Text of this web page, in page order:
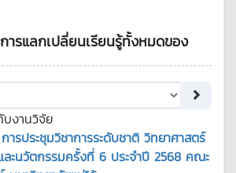
ารแลกเปลี่ยนเรียนรู้ทั้งหมดของ
บงานวิจัย
การประชุมวิชาการระดับชาติ วิทยาศาสตร์
ละนวัตกรรมครั้งที่ 6 ประจำปี 2568 คณะ